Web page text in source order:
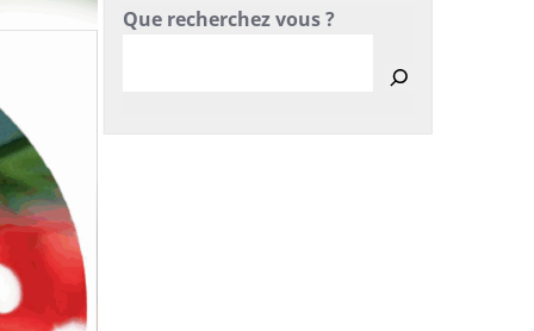
Que recherchez vous ?